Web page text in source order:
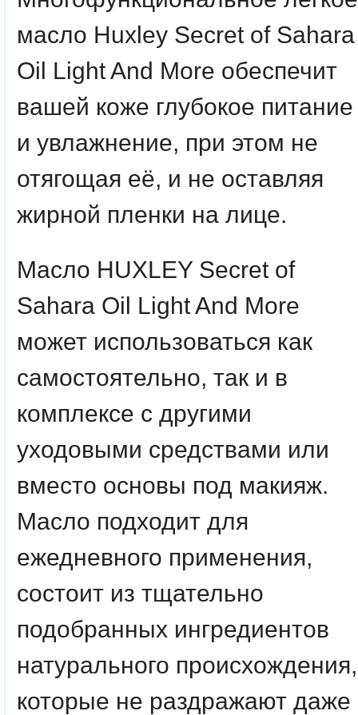
масло Huxley Secret of Sahara
Oil Light And More обеспечит
вашей коже глубокое питание
и увлажнение, при этом не
отягощая её, и не оставляя
жирной пленки на лице.
Масло HUXLEY Secret of
Sahara Oil Light And More
может использоваться как
самостоятельно, так и в
комплексе с другими
уходовыми средствами или
вместо основы под макияж.
Масло подходит для
ежедневного применения,
состоит из тщательно
подобранных ингредиентов
натурального происхождения,
которые не раздражают даже